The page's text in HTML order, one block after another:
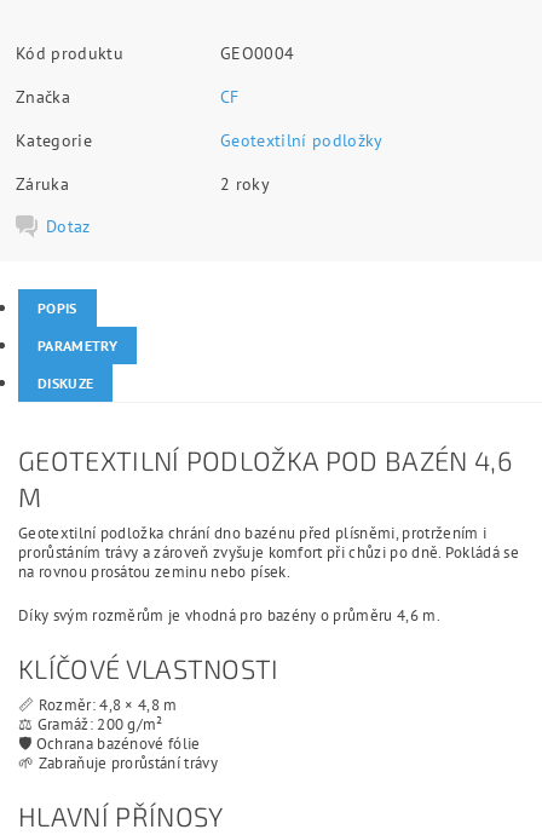
Kód produktu
GEO0004
Značka
CF
Kategorie
Geotextilní podložky
Záruka
2 roky
Dotaz
POPIS
PARAMETRY
DISKUZE
GEOTEXTILNÍ PODLOŽKA POD BAZÉN 4,6
M
Geotextilní podložka chrání dno bazénu před plísněmi, protržením i
prorůstáním trávy a zároveň zvyšuje komfort při chůzi po dně. Pokládá se
na rovnou prosátou zeminu nebo písek.
Díky svým rozměrům je vhodná pro bazény o průměru 4,6 m.
KLÍČOVÉ VLASTNOSTI
📏 Rozměr: 4,8 × 4,8 m
⚖️ Gramáž: 200 g/m²
🛡️ Ochrana bazénové fólie
🌱 Zabraňuje prorůstání trávy
HLAVNÍ PŘÍNOSY